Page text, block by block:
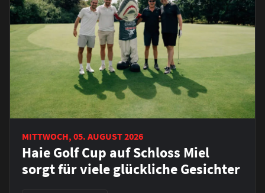
MITTWOCH, 05. AUGUST 2026
Haie Golf Cup auf Schloss Miel
sorgt für viele glückliche Gesichter